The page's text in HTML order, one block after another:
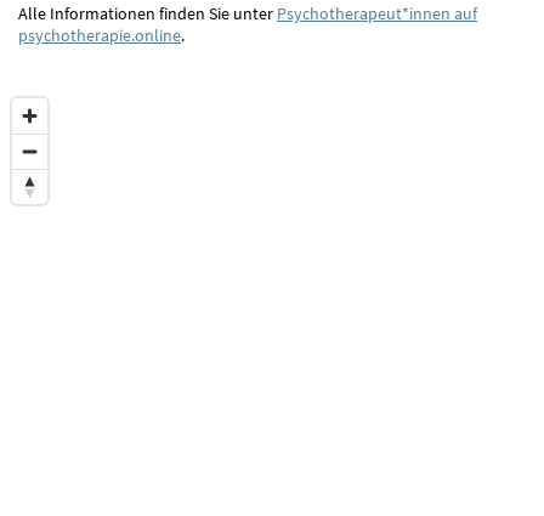
Alle Informationen finden Sie unter Psychotherapeut*innen auf
psychotherapie.online.